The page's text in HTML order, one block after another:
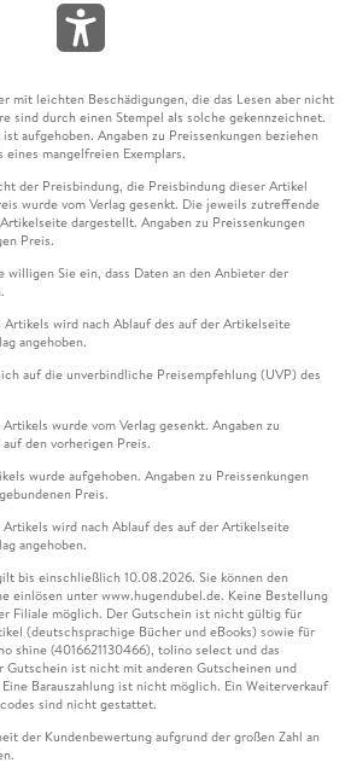
mit leichten Beschädigungen, die das Lesen aber nicht
sind durch einen Stempel als solche gekennzeichnet.
aufgehoben. Angaben zu Preissenkungen beziehen
mangelfreien Exemplars.
der Preisbindung, die Preisbindung dieser Artikel
wurde vom Verlag gesenkt. Die jeweils zutreffende
dargestellt. Angaben zu Preissenkungen
Preis.
Sie ein, dass Daten an den Anbieter der
Artikels wird nach Ablauf des auf der Artikelseite
angehoben.
auf die unverbindliche Preisempfehlung (UVP) des
wurde vom Verlag gesenkt. Angaben zu
den vorherigen Preis.
wurde aufgehoben. Angaben zu Preissenkungen
Preis.
wird nach Ablauf des auf der Artikelseite
angehoben.
bis einschließlich 10.08.2026. Sie können den
einlösen unter www.hugendubel.de. Keine Bestellung
Filiale möglich. Der Gutschein ist nicht gültig für
(deutschsprachige Bücher und eBooks) sowie für
shine (4016621130466), tolino select und das
Gutschein ist nicht mit anderen Gutscheinen und
Barauszahlung ist nicht möglich. Ein Weiterverkauf
sind nicht gestattet.
der Kundenbewertung aufgrund der großen Zahl an